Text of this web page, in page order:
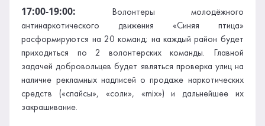
17:00-19:00: Волонтеры молодёжного
антинаркотического движения «Синяя птица»
расформируются на 20 команд; на каждый район будет
приходиться по 2 волонтерских команды. Главной
задачей добровольцев будет являться проверка улиц на
наличие рекламных надписей о продаже наркотических
средств («спайсы», «соли», «mix») и дальнейшее их
закрашивание.